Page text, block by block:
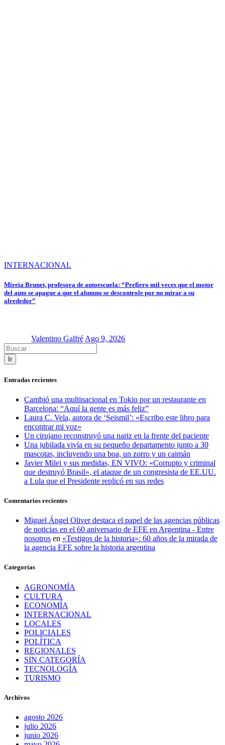
INTERNACIONAL
Mireia Brunet, profesora de autoescuela: “Prefiero mil veces que el motor
del auto se apague a que el alumno se descontrole por no mirar a su
alrededor”
Valentino GalfréAgo 9, 2026
Ir
Entradas recientes
Cambió una multinacional en Tokio por un restaurante en
Barcelona: “Aquí la gente es más feliz”
Laura C. Vela, autora de ‘Seismil’: «Escribo este libro para
encontrar mi voz»
Un cirujano reconstruyó una nariz en la frente del paciente
Una jubilada vivía en su pequeño departamento junto a 30
mascotas, incluyendo una boa, un zorro y un caimán
Javier Milei y sus medidas, EN VIVO: «Corrupto y criminal
que destruyó Brasil», el ataque de un congresista de EE.UU.
a Lula que el Presidente replicó en sus redes
Comentarios recientes
Miguel Ángel Oliver destaca el papel de las agencias públicas
de noticias en el 60 aniversario de EFE en Argentina - Entre
nosotros en «Testigos de la historia»: 60 años de la mirada de
la agencia EFE sobre la historia argentina
Categorías
AGRONOMÍA
CULTURA
ECONOMÍA
INTERNACIONAL
LOCALES
POLICIALES
POLÍTICA
REGIONALES
SIN CATEGORÍA
TECNOLOGÍA
TURISMO
Archivos
agosto 2026
julio 2026
junio 2026